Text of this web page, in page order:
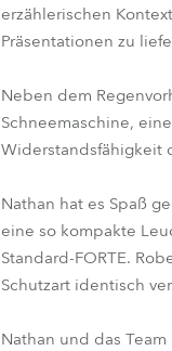
erzählerischen
Präsentationen zu
Neben dem
Schneemaschine,
Widerstandsfähigkeit
Nathan hat es Spaß
eine so kompakte
Standard-FORTE.
Schutzart identisch
Nathan und das